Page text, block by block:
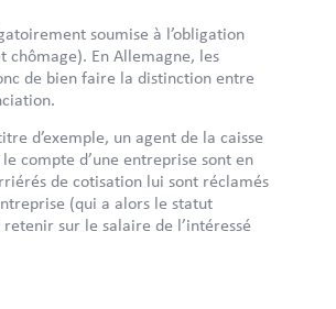
soumise à l’obligation
chômage). En Allemagne, les
de bien faire la distinction entre
d’exemple, un agent de la caisse
compte d’une entreprise sont en
de cotisation lui sont réclamés
(qui a alors le statut
sur le salaire de l’intéressé